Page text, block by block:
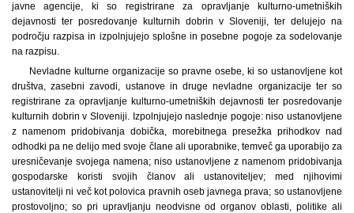
javne agencije, ki so registrirane za opravljanje kulturno-umetniških
dejavnosti ter posredovanje kulturnih dobrin v Sloveniji, ter delujejo na
področju razpisa in izpolnjujejo splošne in posebne pogoje za sodelovanje
na razpisu.
Nevladne kulturne organizacije so pravne osebe, ki so ustanovljene kot
društva, zasebni zavodi, ustanove in druge nevladne organizacije ter so
registrirane za opravljanje kulturno-umetniških dejavnosti ter posredovanje
kulturnih dobrin v Sloveniji. Izpolnjujejo naslednje pogoje: niso ustanovljene
z namenom pridobivanja dobička, morebitnega presežka prihodkov nad
odhodki pa ne delijo med svoje člane ali uporabnike, temveč ga uporabijo za
uresničevanje svojega namena; niso ustanovljene z namenom pridobivanja
gospodarske koristi svojih članov ali ustanoviteljev; med njihovimi
ustanovitelji ni več kot polovica pravnih oseb javnega prava; so ustanovljene
prostovoljno; so pri upravljanju neodvisne od organov oblasti, politike ali